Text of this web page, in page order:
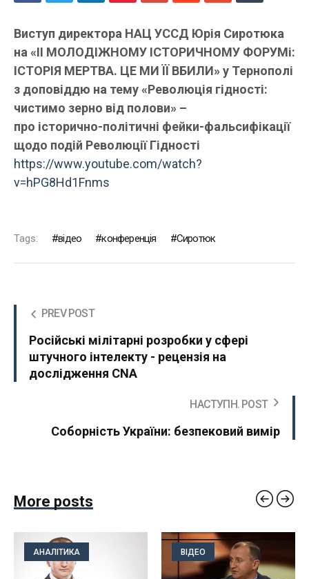
Виступ директора НАЦ УССД Юрія Сиротюка
на «ІІ МОЛОДІЖНОМУ ІСТОРИЧНОМУ ФОРУМі:
ІСТОРІЯ МЕРТВА. ЦЕ МИ ЇЇ ВБИЛИ» у Тернополі
з доповіддю на тему «Революція гідності:
чистимо зерно від полови» –
про історично-політичні фейки-фальсифікації
щодо подій Революції Гідності
https://www.youtube.com/watch?
v=hPG8Hd1Fnms
Tags: відео конференція Сиротюк
PREV POST
Російські мілітарні розробки у сфері
штучного інтелекту - рецензія на
дослідження CNA
НАСТУПН. POST
Соборність України: безпековий вимір
More posts
АНАЛІТИКА ВІДЕО